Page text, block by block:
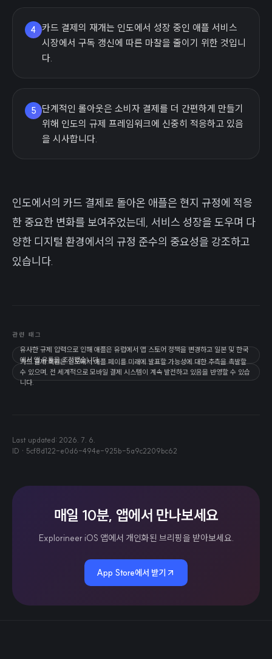
4 카드 결제의 재개는 인도에서 성장 중인 애플 서비스
시장에서 구독 갱신에 따른 마찰을 줄이기 위한 것입니
다.
5
단계적인 롤아웃은 소비자 결제를 더 간편하게 만들기
위해 인도의 규제 프레임워크에 신중히 적응하고 있음
을 시사합니다.
인도에서의 카드 결제로 돌아온 애플은 현지 규정에 적응
한 중요한 변화를 보여주었는데, 서비스 성장을 도우며 다
양한 디지털 환경에서의 규정 준수의 중요성을 강조하고
있습니다.
관련 태그
유사한 규제 압력으로 인해 애플은 유럽에서 앱 스토어 정책을 변경하고 일본 및 한국
에서 앱 유통을 조정했습니다.
카드 결제 복원은 인도에서 애플 페이를 미래에 발표할 가능성에 대한 추측을 촉발할
수 있으며, 전 세계적으로 모바일 결제 시스템이 계속 발전하고 있음을 반영할 수 있습
니다.
Last updated: 2026. 7. 6.
ID · 5cf8d122-e0d6-494e-925b-5a9c2209bc62
매일 10분, 앱에서 만나보세요
Explorineer iOS 앱에서 개인화된 브리핑을 받아보세요.
App Store에서 받기